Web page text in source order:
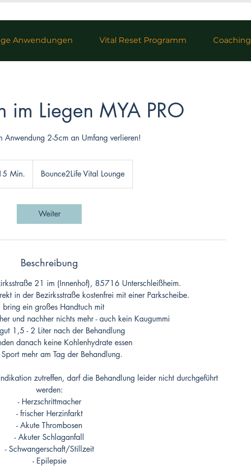
Anwendungen Vital Reset Programm Coaching
im Liegen MYA PRO
Anwendung 2-5cm an Umfang verlieren!
Min.
S
n
.
Bounce2Life Vital Lounge
Weiter
Beschreibung
21 im (Innenhof), 85716 Unterschleißheim.
in der Bezirksstraße kostenfrei mit einer Parkscheibe.
ein großes Handtuch mit
und nachher nichts mehr - auch kein Kaugummi
1,5 - 2 Liter nach der Behandlung
danach keine Kohlenhydrate essen
mehr am Tag der Behandlung.
zutreffen, darf die Behandlung leider nicht durchgeführt
werden:
- Herzschrittmacher
- frischer Herzinfarkt
- Akute Thrombosen
- Akuter Schlaganfall
- Schwangerschaft/Stillzeit
- Epilepsie